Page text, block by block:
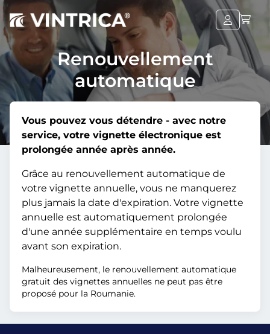
Renouvellement
automatique
Vous pouvez vous détendre - avec notre
service, votre vignette électronique est
prolongée année après année.
Grâce au renouvellement automatique de
votre vignette annuelle, vous ne manquerez
plus jamais la date d'expiration. Votre vignette
annuelle est automatiquement prolongée
d'une année supplémentaire en temps voulu
avant son expiration.
Malheureusement, le renouvellement automatique
gratuit des vignettes annuelles ne peut pas être
proposé pour la Roumanie.